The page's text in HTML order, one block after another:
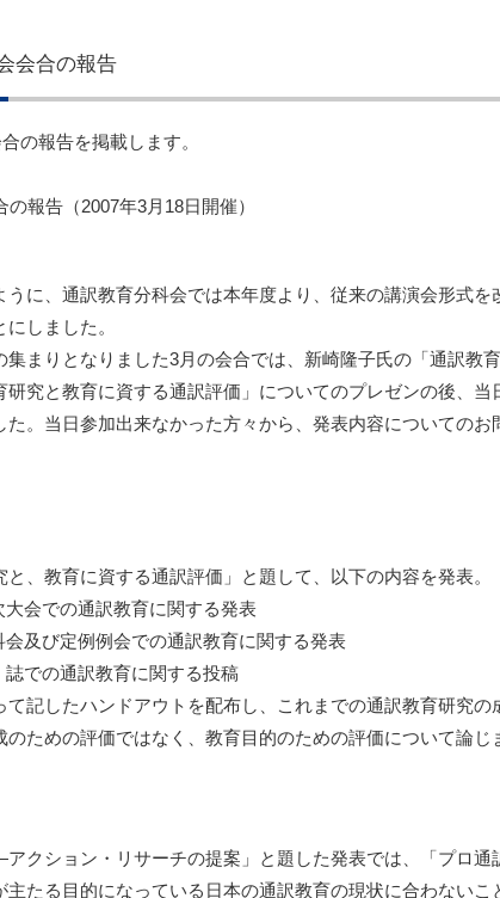
会合の報告
の報告を掲載します。
報告（2007年3月18日開催）
うに、通訳教育分科会では本年度より、従来の講演会形式
しました。
集まりとなりました3月の会合では、新崎隆子氏の「通訳教
究と教育に資する通訳評価」についてのプレゼンの後、
。当日参加出来なかった方々から、発表内容についてのお
と、教育に資する通訳評価」と題して、以下の内容を発表。
会での通訳教育に関する発表
及び定例例会での通訳教育に関する発表
での通訳教育に関する投稿
て記したハンドアウトを配布し、これまでの通訳教育研究
ための評価ではなく、教育目的のための評価について論じ
アクション・リサーチの提案」と題した発表では、「プロ
主たる目的になっている日本の通訳教育の現状に合わない